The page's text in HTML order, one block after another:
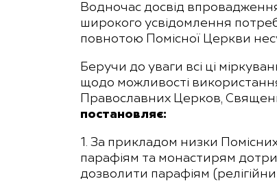
Водночас досвід
широкого усвідомлення
повнотою Помісної Церкви
Беручи до уваги всі ці
щодо можливості
Православних Церков,
постановляє:
1. За прикладом низки
парафіям та монастирям
дозволити парафіям